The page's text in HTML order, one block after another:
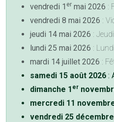
vendredi 1 er mai 2026 :
vendredi 8 mai 2026 :
jeudi 14 mai 2026 :
lundi 25 mai 2026 :
mardi 14 juillet 2026 :
samedi 15 août 2026 :
dimanche 1 er
mercredi 11
vendredi 25